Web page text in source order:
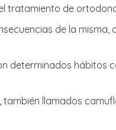
tratamiento de
de la misma,
determinados hábitos
también llamados